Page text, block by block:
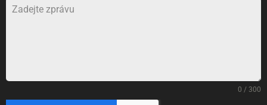
0 / 300